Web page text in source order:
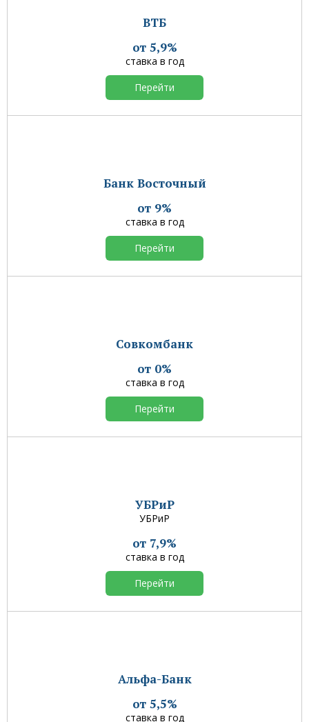
ВТБ
от 5,9%
ставка в год
Перейти
Банк Восточный
от 9%
ставка в год
Перейти
Совкомбанк
от 0%
ставка в год
Перейти
УБРиР
УБРиР
от 7,9%
ставка в год
Перейти
Альфа-Банк
от 5,5%
ставка в год